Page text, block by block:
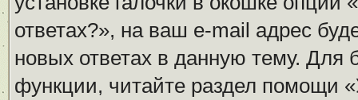
ответах?», на ваш e-mail адрес
новых ответах в данную тему.
функции, читайте раздел помощи